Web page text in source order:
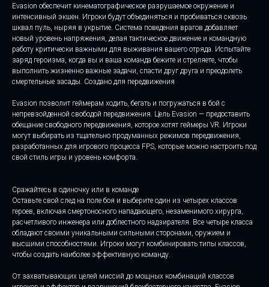
Evasion обеспечит кинематографическое разрушаемое окружение и
интенсивный экшен. Игроки будут объединяться и пробиваться сквозь
шквал пуль, ныряя в укрытие. Система поведения врагов добавляет
новый уровень напряжения, делая тактическое движение и командную
работу критически важными для выживания вашего отряда. Испытайте
заряд героизма, когда вы и ваша команда бежите и стреляете, чтобы
выполнить жизненно важные задачи, спасти друг друга и преодолеть
смертельные засады. Создано для передвижения
Evasion позволит геймерам ходить, бегать и погружаться в бой с
непревзойденной свободой передвижения. Цель Evasion — предоставить
обещание свободного передвижения, которое хотят геймеры VR. Игроки
могут выбирать из тщательно продуманных режимов передвижения,
разработанных для игрового процесса FPS, которые можно настроить под
свой стиль игры и уровень комфорта.
Сражайтесь в одиночку или в команде
Оставьте свой след на поле боя и выберите один из четырех классов
героев, включая смертоносного нападающего, незаменимого хирурга,
расчетливого инженера или доблестного надзирателя. Все четыре класса
обладают своими уникальными сильными сторонами, оружием и
высшими способностями. Игроки могут комбинировать типы классов,
чтобы создать наиболее эффективную команду.
От захватывающих целей миссий до мощных комбинаций классов